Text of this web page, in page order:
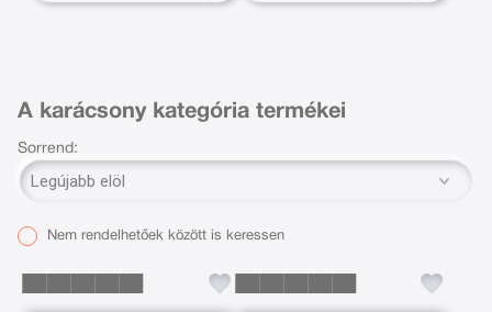
A karácsony kategória termékei
Sorrend:
Nem rendelhetőek között is keressen